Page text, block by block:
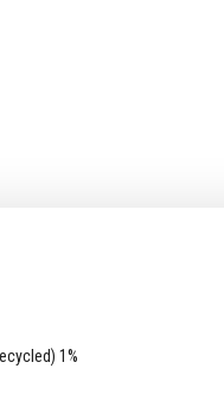
1%